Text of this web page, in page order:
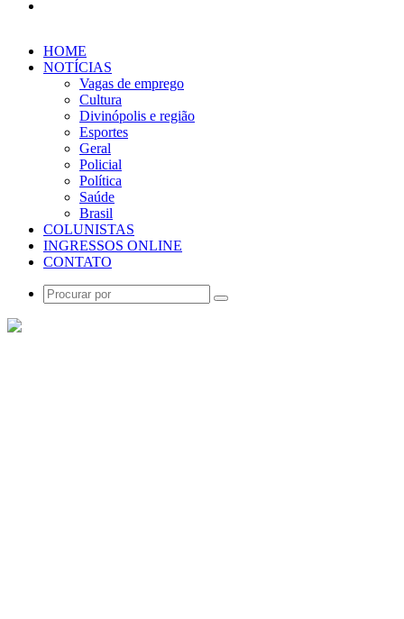
HOME
NOTÍCIAS
Vagas de emprego
Cultura
Divinópolis e região
Esportes
Geral
Policial
Política
Saúde
Brasil
COLUNISTAS
INGRESSOS ONLINE
CONTATO
Procurar